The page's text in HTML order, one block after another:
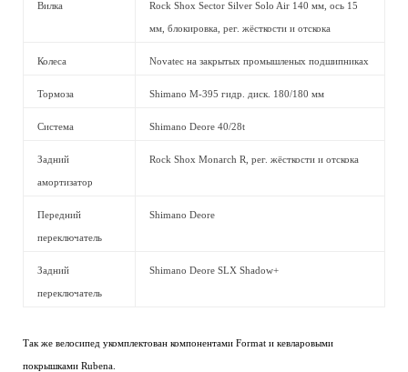
Вилка Rock Shox Sector Silver Solo Air 140 мм, ось 15
мм, блокировка, рег. жёсткости и отскока
Колеса Novatec на закрытых промышленых подшипниках
Тормоза Shimano M-395 гидр. диск. 180/180 мм
Система Shimano Deore 40/28t
Задний
амортизатор
Rock Shox Monarch R, рег. жёсткости и отскока
Передний
переключатель
Shimano Deore
Задний
переключатель
Shimano Deore SLX Shadow+
Так же велосипед укомплектован компонентами Format и кевларовыми
покрышками Rubena.